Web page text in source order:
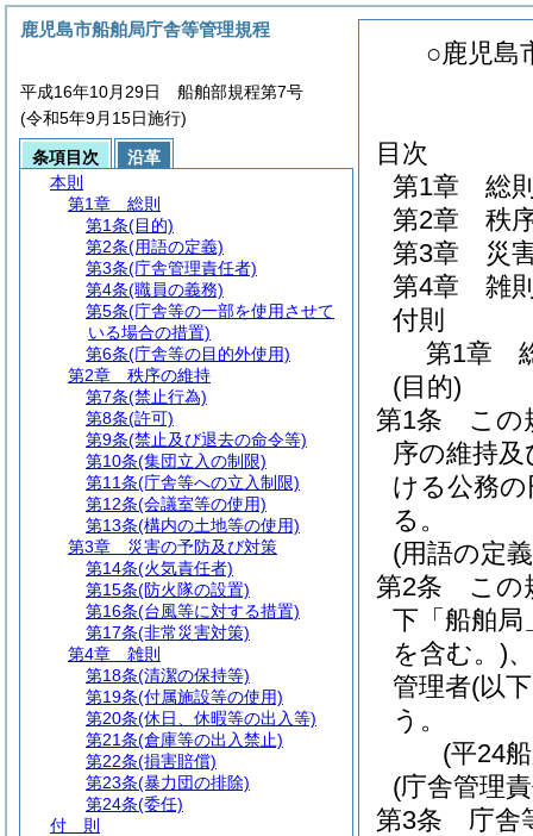
○鹿児島
目次
第1章
総
第2章
秩
第3章
災
第4章
雑
付則
第1章
(目的)
第1条
この
序の維持
ける公務
る。
(用語の定
第2条
この
下「船舶
を含む。)
管理者(以
う。
(平24
(庁舎管理
第3条
庁舎
鹿児島市船舶局庁舎等管理規程
平成16年10月29日 船舶部規程第7号
(令和5年9月15日施行)
条項目次
沿革
本則
第1章
総則
第1条(目的)
第2条(用語の定義)
第3条(庁舎管理責任者)
第4条(職員の義務)
第5条(庁舎等の一部を使用させて
いる場合の措置)
第6条(庁舎等の目的外使用)
第2章
秩序の維持
第7条(禁止行為)
第8条(許可)
第9条(禁止及び退去の命令等)
第10条(集団立入の制限)
第11条(庁舎等への立入制限)
第12条(会議室等の使用)
第13条(構内の土地等の使用)
第3章
災害の予防及び対策
第14条(火気責任者)
第15条(防火隊の設置)
第16条(台風等に対する措置)
第17条(非常災害対策)
第4章
雑則
第18条(清潔の保持等)
第19条(付属施設等の使用)
第20条(休日、休暇等の出入等)
第21条(倉庫等の出入禁止)
第22条(損害賠償)
第23条(暴力団の排除)
第24条(委任)
付 則